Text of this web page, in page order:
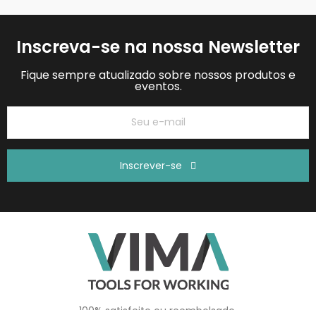
Inscreva-se na nossa Newsletter
Fique sempre atualizado sobre nossos produtos e
eventos.
Inscrever-se